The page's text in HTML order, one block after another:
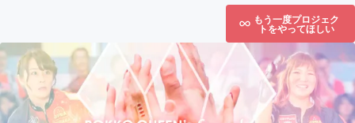
もう一度プロジェク
トをやってほしい